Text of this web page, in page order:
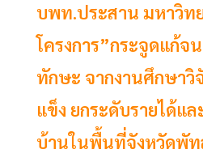
บพท.ประสาน มหาวิ
โครงการ”กระจูดแก้จ
ทักษะ จากงานศึกษาวิ
แข็ง ยกระดับรายได้แ
บ้านในพื้นที่จังหวัดพัท